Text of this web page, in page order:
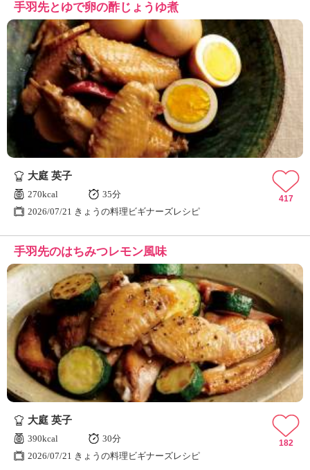
手羽先とゆで卵の酢じょうゆ煮
大庭 英子
270kcal
35分
2026/07/21 きょうの料理ビギナーズレシピ
417
手羽先のはちみつレモン風味
大庭 英子
390kcal
30分
2026/07/21 きょうの料理ビギナーズレシピ
182